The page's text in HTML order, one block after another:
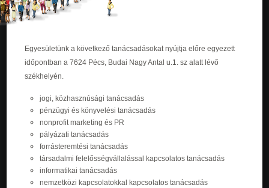
Egyesületünk a következő tanácsadásokat nyújtja előre egyezett
időpontban a 7624 Pécs, Budai Nagy Antal u.1. sz alatt lévő
székhelyén.
jogi, közhasznúsági tanácsadás
pénzügyi és könyvelési tanácsadás
nonprofit marketing és PR
pályázati tanácsadás
forrásteremtési tanácsadás
társadalmi felelősségvállalással kapcsolatos tanácsadás
informatikai tanácsadás
nemzetközi kapcsolatokkal kapcsolatos tanácsadás